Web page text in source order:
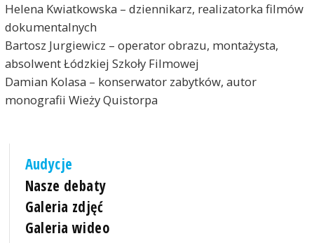
Helena Kwiatkowska – dziennikarz, realizatorka filmów
dokumentalnych
Bartosz Jurgiewicz – operator obrazu, montażysta,
absolwent Łódzkiej Szkoły Filmowej
Damian Kolasa – konserwator zabytków, autor
monografii Wieży Quistorpa
Audycje
Nasze debaty
Galeria zdjęć
Galeria wideo